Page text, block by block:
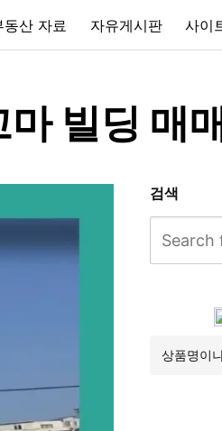
동산 자료 자유게시판 사이
빌딩 매
검색